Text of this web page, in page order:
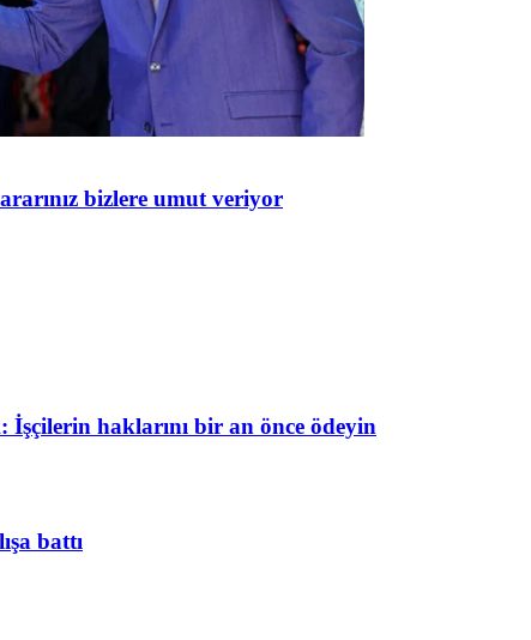
bizlere umut veriyor
İşçilerin haklarını bir an önce ödeyin
battı